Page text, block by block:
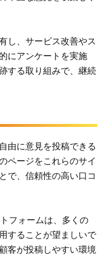
し、サービス改善やス
にアンケートを実施
する取り組みで、継続
由に意見を投稿できる
ページをこれらのサイ
で、信頼性の高い口コ
フォームは、多くの
することが望ましいで
客が投稿しやすい環境